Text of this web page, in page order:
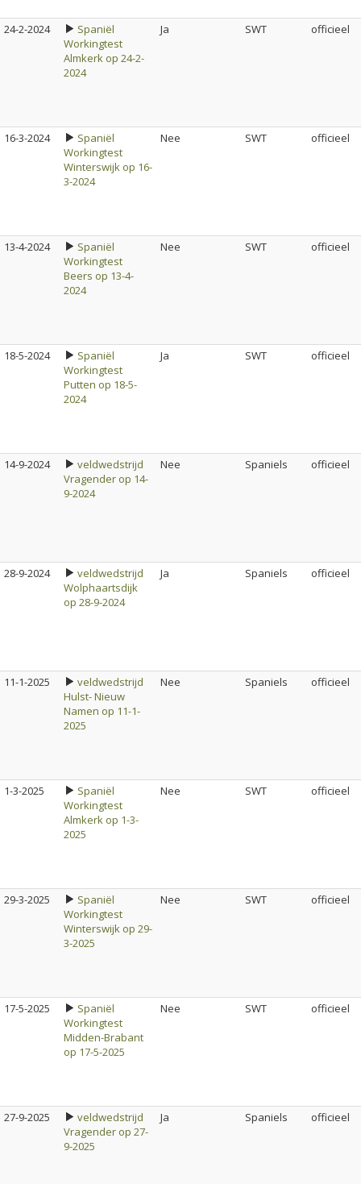
24-2-2024
Spaniël
Workingtest
Almkerk op 24-2-
2024
Ja SWT officieel
16-3-2024
Spaniël
Workingtest
Winterswijk op 16-
3-2024
Nee SWT officieel
13-4-2024
Spaniël
Workingtest
Beers op 13-4-
2024
Nee SWT officieel
18-5-2024
Spaniël
Workingtest
Putten op 18-5-
2024
Ja SWT officieel
14-9-2024
veldwedstrijd
Vragender op 14-
9-2024
Nee Spaniels officieel
28-9-2024
veldwedstrijd
Wolphaartsdijk
op 28-9-2024
Ja Spaniels officieel
11-1-2025
veldwedstrijd
Hulst- Nieuw
Namen op 11-1-
2025
Nee Spaniels officieel
1-3-2025
Spaniël
Workingtest
Almkerk op 1-3-
2025
Nee SWT officieel
29-3-2025
Spaniël
Workingtest
Winterswijk op 29-
3-2025
Nee SWT officieel
17-5-2025
Spaniël
Workingtest
Midden-Brabant
op 17-5-2025
Nee SWT officieel
27-9-2025
veldwedstrijd
Vragender op 27-
9-2025
Ja Spaniels officieel